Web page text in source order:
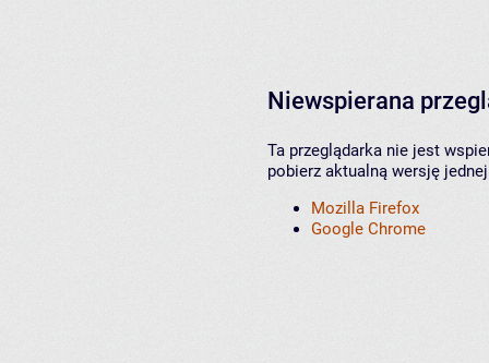
Niewspierana
Ta przeglądarka nie jest
pobierz aktualną wersję
Mozilla Firefox
Google Chrome